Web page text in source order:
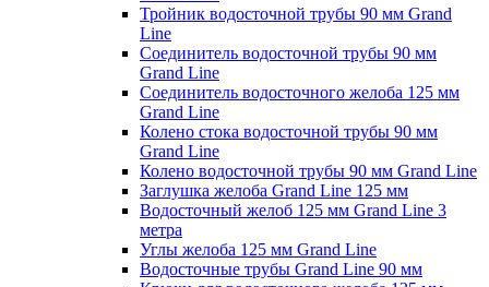
Тройник водосточной трубы 90 мм Grand
Line
Соединитель водосточной трубы 90 мм
Grand Line
Соединитель водосточного желоба 125 мм
Grand Line
Колено стока водосточной трубы 90 мм
Grand Line
Колено водосточной трубы 90 мм Grand Line
Заглушка желоба Grand Line 125 мм
Водосточный желоб 125 мм Grand Line 3
метра
Углы желоба 125 мм Grand Line
Водосточные трубы Grand Line 90 мм